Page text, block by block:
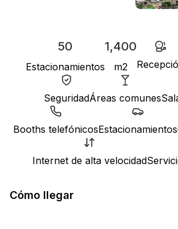
50
Estacionamientos
1,400
m2
SeguridadÁreas comunes
Booths telefónicosEstacionamientos
Internet de alta velocidad
Cómo llegar